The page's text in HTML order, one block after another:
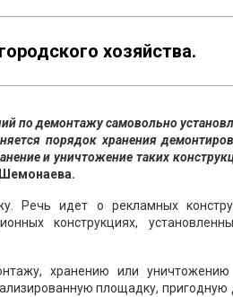
хозяйства.
по демонтажу самовольно
порядок хранения
и уничтожение таких
Речь идет о рекламных
конструкциях,
хранению или уничтожению
площадку, пригодную